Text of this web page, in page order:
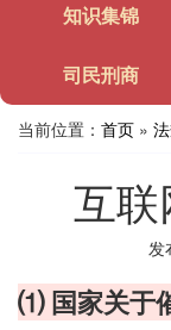
知识集锦
司民刑商
当前位置： 首页 »
互
发
⑴ 国家关于